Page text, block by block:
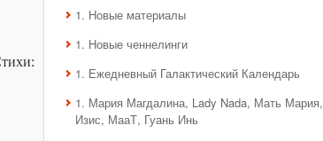
1. Hовые материалы
1. Hовые ченнелинги
1. Ежедневный Галактический Календарь
1. Мария Магдалина, Lady Nada, Мать Мария,
Изис, МааТ, Гуань Инь